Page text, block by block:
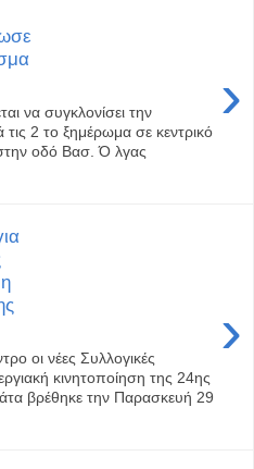
›
να συγκλονίσει την
τις 2 το ξημέρωμα σε κεντρικό
οδό Βασ. Ό λγας
›
οι νέες Συλλογικές
κινητοποίηση της 24ης
βρέθηκε την Παρασκευή 29